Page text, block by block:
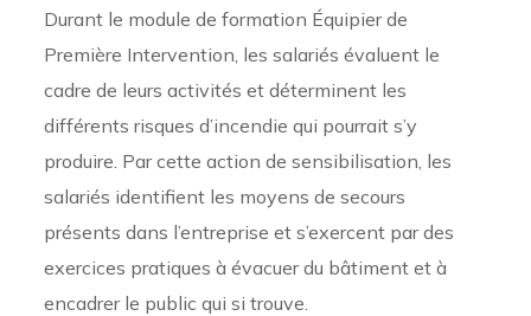
Durant le module de formation Équipier de
Première Intervention, les salariés évaluent le
cadre de leurs activités et déterminent les
différents risques d’incendie qui pourrait s’y
produire. Par cette action de sensibilisation, les
salariés identifient les moyens de secours
présents dans l’entreprise et s’exercent par des
exercices pratiques à évacuer du bâtiment et à
encadrer le public qui si trouve.